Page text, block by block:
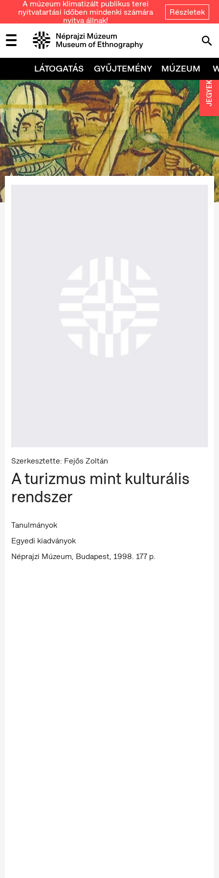
A múzeum klimatizált publikus terei
nyitvatartási időben mindenki számára
nyitva állnak!
Részletek
LÁTOGATÁS GYŰJTEMÉNY MÚZEUM
Szerkesztette: Fejős Zoltán
A turizmus mint kulturális
rendszer
Tanulmányok
Egyedi kiadványok
Néprajzi Múzeum, Budapest, 1998. 177 p.
JEGYEK